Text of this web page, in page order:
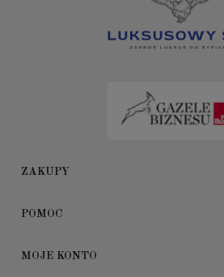
ZAKUPY
POMOC
MOJE KONTO